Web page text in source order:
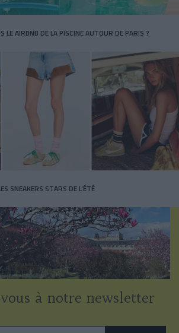
LE AIRBNB DE LA PISCINE AUTOUR DE PARIS ?
SNEAKERS STARS DE L’ÉTÉ
à notre newsletter